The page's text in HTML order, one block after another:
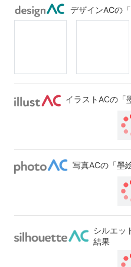
デザインACの
イラストACの
写真ACの「墨
シルエッ
結果